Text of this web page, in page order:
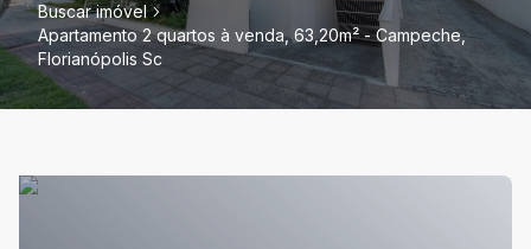
Buscar imóvel
Apartamento 2 quartos à venda, 63,20m² - Campeche,
Florianópolis Sc